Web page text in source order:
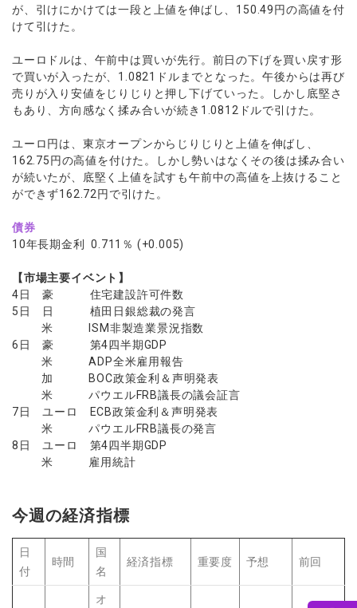
が、引けにかけては一段と上値を伸ばし、150.49円の高値を付
けて引けた。
ユーロドルは、午前中は買いが先行。前日の下げを買い戻す形
で買いが入ったが、1.0821ドルまでとなった。午後からは再び
売りが入り安値をじりじりと押し下げていった。しかし底堅さ
もあり、方向感なく揉み合いが続き1.0812ドルで引けた。
ユーロ円は、東京オープンからじりじりと上値を伸ばし、
162.75円の高値を付けた。しかし勢いはなくその後は揉み合い
が続いたが、底堅く上値を試すも午前中の高値を上抜けること
ができず162.72円で引けた。
債券
10年長期金利 0.711％ (+0.005)
【市場主要イベント】
4日 豪 住宅建設許可件数
5日 日 植田日銀総裁の発言
米 ISM非製造業景況指数
6日 豪 第4四半期GDP
米 ADP全米雇用報告
加 BOC政策金利＆声明発表
米 パウエルFRB議長の議会証言
7日 ユーロ ECB政策金利＆声明発表
米 パウエルFRB議長の発言
8日 ユーロ 第4四半期GDP
米 雇用統計
今週の経済指標
日
付
時間
国
名
経済指標 重要度 予想 前回
オ